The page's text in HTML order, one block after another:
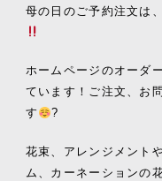
母の日のご予約注文は
ホームページのオーダ
ています！ご注文、お
す
?
花束、アレンジメント
ム、カーネーションの